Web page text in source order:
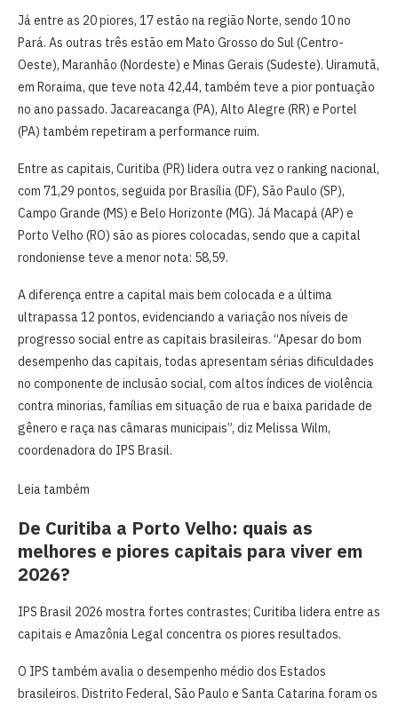
Já entre as 20 piores, 17 estão na região Norte, sendo 10 no
Pará. As outras três estão em Mato Grosso do Sul (Centro-
Oeste), Maranhão (Nordeste) e Minas Gerais (Sudeste). Uiramutã,
em Roraima, que teve nota 42,44, também teve a pior pontuação
no ano passado. Jacareacanga (PA), Alto Alegre (RR) e Portel
(PA) também repetiram a performance ruim.
Entre as capitais, Curitiba (PR) lidera outra vez o ranking nacional,
com 71,29 pontos, seguida por Brasília (DF), São Paulo (SP),
Campo Grande (MS) e Belo Horizonte (MG). Já Macapá (AP) e
Porto Velho (RO) são as piores colocadas, sendo que a capital
rondoniense teve a menor nota: 58,59.
A diferença entre a capital mais bem colocada e a última
ultrapassa 12 pontos, evidenciando a variação nos níveis de
progresso social entre as capitais brasileiras. “Apesar do bom
desempenho das capitais, todas apresentam sérias dificuldades
no componente de inclusão social, com altos índices de violência
contra minorias, famílias em situação de rua e baixa paridade de
gênero e raça nas câmaras municipais”, diz Melissa Wilm,
coordenadora do IPS Brasil.
Leia também
De Curitiba a Porto Velho: quais as
melhores e piores capitais para viver em
2026?
IPS Brasil 2026 mostra fortes contrastes; Curitiba lidera entre as
capitais e Amazônia Legal concentra os piores resultados.
O IPS também avalia o desempenho médio dos Estados
brasileiros. Distrito Federal, São Paulo e Santa Catarina foram os